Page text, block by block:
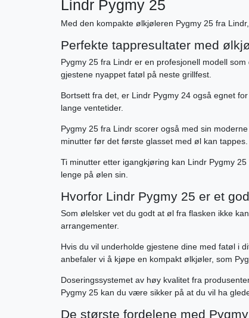
Lindr Pygmy 25
Med den kompakte ølkjøleren Pygmy 25 fra
Perfekte tappresultater med
Pygmy 25 fra Lindr er en profesjonell modell
gjestene nyappet fatøl på neste grillfest.
Bortsett fra det, er Lindr Pygmy 24 også egnet
lange ventetider.
Pygmy 25 fra Lindr scorer også med sin
minutter før det første glasset med øl kan tappes.
Ti minutter etter igangkjøring kan Lindr Pygmy
lenge på ølen sin.
Hvorfor Lindr Pygmy 25 er et
Som ølelsker vet du godt at øl fra flasken ikke
arrangementer.
Hvis du vil underholde gjestene dine med fatøl i
anbefaler vi å kjøpe en kompakt ølkjøler, som
Doseringssystemet av høy kvalitet fra
Pygmy 25 kan du være sikker på at du vil ha
De største fordelene med